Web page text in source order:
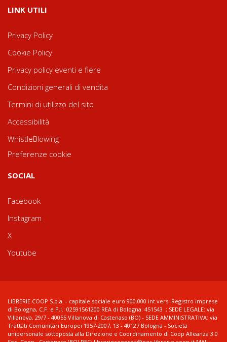
LINK UTILI
Privacy Policy
Cookie Policy
Privacy policy eventi e fiere
Condizioni generali di vendita
Termini di utilizzo del sito
Accessibilità
WhistleBlowing
Preferenze cookie
SOCIAL
Facebook
Instagram
X
Youtube
LIBRERIE.COOP S.p.a. - capitale sociale euro 900.000 int.vers. Registro imprese
di Bologna, C.F. e P.I.: 02591561200 REA di Bologna: 451543 ; SEDE LEGALE: via
Villanova, 29/7 - 40055 Villanova di Castenaso (BO) - SEDE AMMINISTRATIVA: via
Trattati Comunitari Europei 1957-2007, 13 - 40127 Bologna - Società
unipersonale sottoposta alla Direzione e Coordinamento di Coop Alleanza 3.0